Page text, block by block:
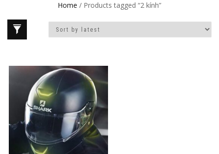
Home / Products tagged “2 kính”